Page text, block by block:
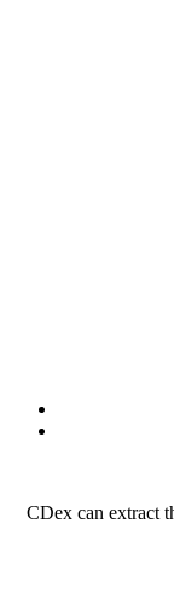
CDex can extract